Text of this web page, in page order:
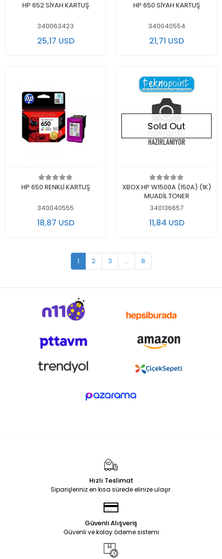
Add to cart
HP 652 SİYAH KARTUŞ
340063423
25,17 USD
Add to cart
HP 650 SİYAH KARTUŞ
340040554
21,71 USD
Add to cart
HP 650 RENKLİ KARTUŞ
340040555
18,87 USD
Out of stock
Sold Out
XBOX HP W1500A (150A) (1K)
MUADİL TONER
340136657
11,84 USD
1 2 3 ... 8
Hızlı Teslimat
Siparişleriniz en kısa sürede elinize ulaşır.
Güvenli Alışveriş
Güvenli ve kolay ödeme sistemi